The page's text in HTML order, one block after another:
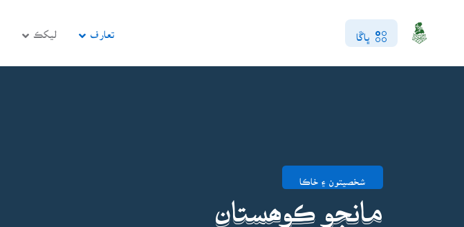
ڀاڱا تعارف ليکڪ
شخصيتون ۽ خاڪا
مانجو ڪوھستان